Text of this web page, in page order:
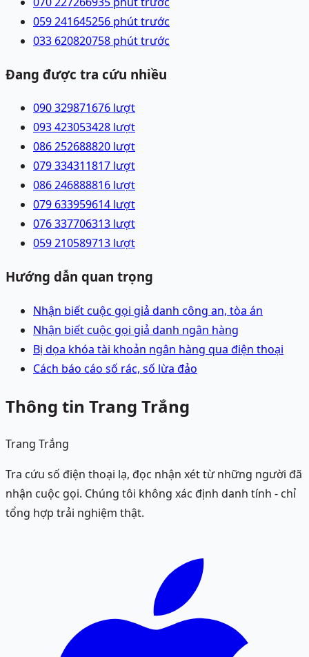
059 241645256 phút trước
033 620820758 phút trước
Đang được tra cứu nhiều
090 329871676 lượt
093 423053428 lượt
086 252688820 lượt
079 334311817 lượt
086 246888816 lượt
079 633959614 lượt
076 337706313 lượt
059 210589713 lượt
Hướng dẫn quan trọng
Nhận biết cuộc gọi giả danh công an, tòa án
Nhận biết cuộc gọi giả danh ngân hàng
Bị dọa khóa tài khoản ngân hàng qua điện thoại
Cách báo cáo số rác, số lừa đảo
Thông tin Trang Trắng
Trang Trắng
Tra cứu số điện thoại lạ, đọc nhận xét từ những người đã
nhận cuộc gọi. Chúng tôi không xác định danh tính - chỉ
tổng hợp trải nghiệm thật.